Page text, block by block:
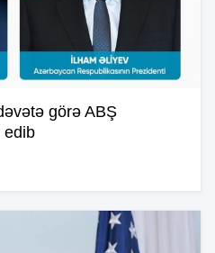
görə ABŞ
edib